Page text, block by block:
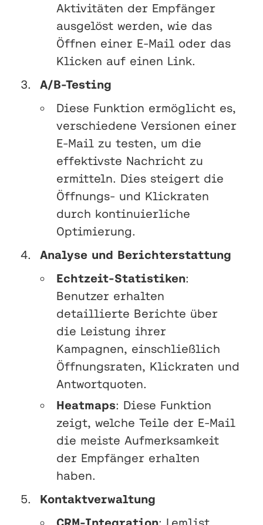
Aktivitäten der Empfänger
ausgelöst werden, wie das
Öffnen einer E-Mail oder das
Klicken auf einen Link.
A/B-Testing
Diese Funktion ermöglicht es,
verschiedene Versionen einer
E-Mail zu testen, um die
effektivste Nachricht zu
ermitteln. Dies steigert die
Öffnungs- und Klickraten
durch kontinuierliche
Optimierung.
Analyse und Berichterstattung
Echtzeit-Statistiken:
Benutzer erhalten
detaillierte Berichte über
die Leistung ihrer
Kampagnen, einschließlich
Öffnungsraten, Klickraten und
Antwortquoten.
Heatmaps: Diese Funktion
zeigt, welche Teile der E-Mail
die meiste Aufmerksamkeit
der Empfänger erhalten
haben.
Kontaktverwaltung
CRM-Integration: Lemlist